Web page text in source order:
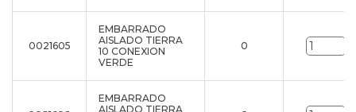
0021605
EMBARRADO
AISLADO TIERRA
10 CONEXION
VERDE
0
EMBARRADO
AISLADO TIERRA